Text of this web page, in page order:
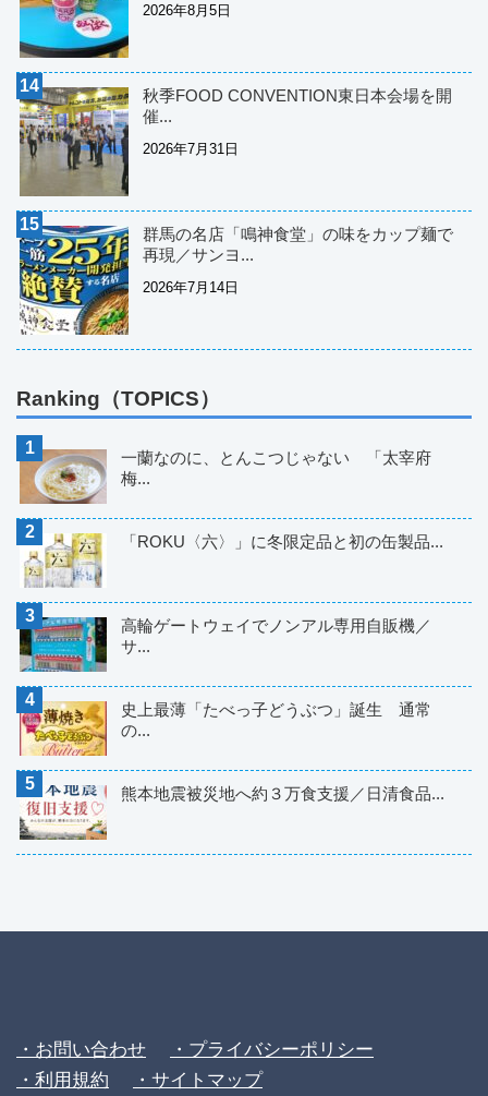
2026年8月5日
秋季FOOD CONVENTION東日本会場を開
催...
2026年7月31日
群馬の名店「鳴神食堂」の味をカップ麺で
再現／サンヨ...
2026年7月14日
Ranking（TOPICS）
一蘭なのに、とんこつじゃない 「太宰府
梅...
「ROKU〈六〉」に冬限定品と初の缶製品...
高輪ゲートウェイでノンアル専用自販機／
サ...
史上最薄「たべっ子どうぶつ」誕生 通常
の...
熊本地震被災地へ約３万食支援／日清食品...
・お問い合わせ
・プライバシーポリシー
・利用規約
・サイトマップ